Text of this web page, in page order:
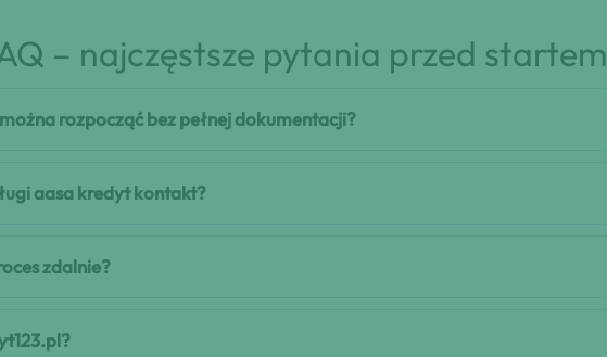
– najczęstsze pytania przed startem
rozpocząć bez pełnej dokumentacji?
aasa kredyt kontakt?
zdalnie?